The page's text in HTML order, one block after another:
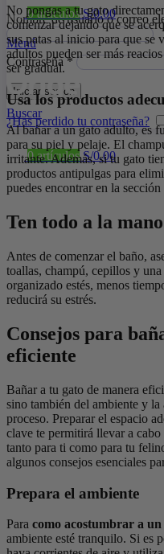
Nombre de usuario o correo
Contraseña*
Iniciar sesión
¿Has perdido tu contraseña?
0artículos S/0.00
Menú
Buscar
0artículos S/0.00
No pongas a tu gato
comenzar dejando que se
sus patas al inicio para que se
adultos pueden ser más
ser gradual.
Usa los productos
Al bañar a un gato adulto, es
para su piel y pelaje. El
irritante. Además, si tu gato
productos antipulgas para
puedes encontrar en la sección
Ten todo a la mano
Antes de comenzar el baño,
toallas, champú, cepillos y
organizado estés, menos
reducirá su estrés.
Consejos para
eficiente
Bañar a tu gato de manera
sino también del ambiente y
proceso. Preparar el espacio
clave te permitirá llevar a
tanto para ti como para tu
algunos consejos esenciales
Prepara el ambiente
Para como acostumbrar a un
ambiente esté tranquilo. Si es